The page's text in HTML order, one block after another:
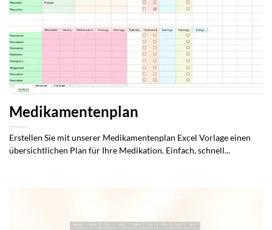
Medikamentenplan
Erstellen Sie mit unserer Medikamentenplan Excel Vorlage einen
übersichtlichen Plan für Ihre Medikation. Einfach, schnell...